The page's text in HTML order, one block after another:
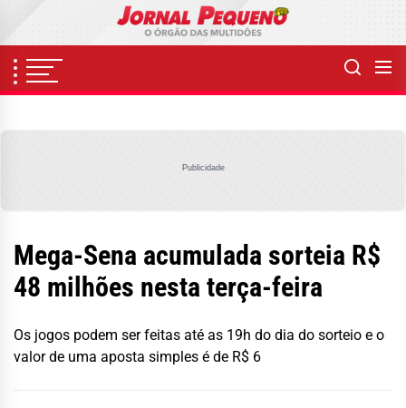
content
Publicidade
Mega-Sena acumulada sorteia R$
48 milhões nesta terça-feira
Os jogos podem ser feitas até as 19h do dia do sorteio e o
valor de uma aposta simples é de R$ 6